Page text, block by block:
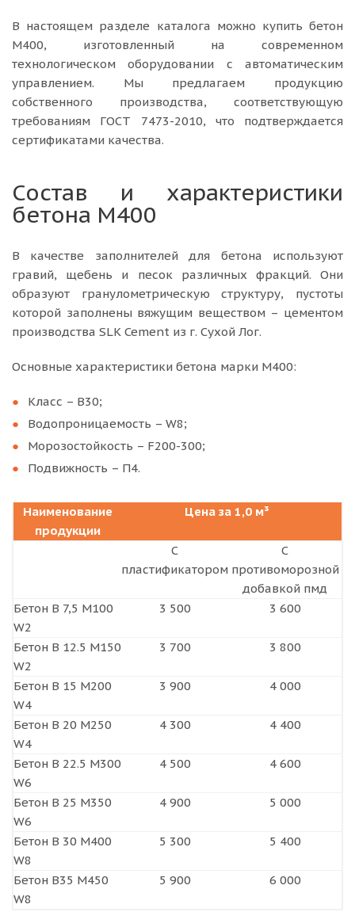
В настоящем разделе каталога можно купить бетон
М400, изготовленный на современном
технологическом оборудовании с автоматическим
управлением. Мы предлагаем продукцию
собственного производства, соответствующую
требованиям ГОСТ 7473-2010, что подтверждается
сертификатами качества.
Состав и характеристики
бетона М400
В качестве заполнителей для бетона используют
гравий, щебень и песок различных фракций. Они
образуют гранулометрическую структуру, пустоты
которой заполнены вяжущим веществом – цементом
производства SLK Cement из г. Сухой Лог.
Основные характеристики бетона марки М400:
Класс – В30;
Водопроницаемость – W8;
Морозостойкость – F200-300;
Подвижность – П4.
Наименование
продукции
Цена за 1,0 м³
С
пластификатором
С
противоморозной
добавкой пмд
Бетон B 7,5 М100
W2
3 500 3 600
Бетон B 12.5 М150
W2
3 700 3 800
Бетон B 15 М200
W4
3 900 4 000
Бетон B 20 М250
W4
4 300 4 400
Бетон B 22.5 М300
W6
4 500 4 600
Бетон B 25 М350
W6
4 900 5 000
Бетон B 30 М400
W8
5 300 5 400
Бетон В35 М450
W8
5 900 6 000